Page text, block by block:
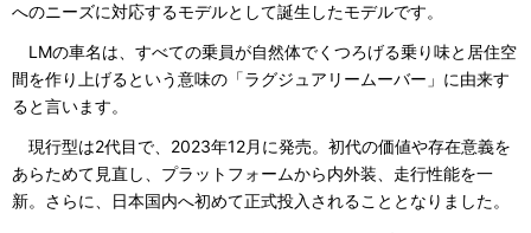
へのニーズに対応するモデルとして誕生したモデルです。
LMの車名は、すべての乗員が自然体でくつろげる乗り味と居住空
間を作り上げるという意味の「ラグジュアリームーバー」に由来す
ると言います。
現行型は2代目で、2023年12月に発売。初代の価値や存在意義を
あらためて見直し、プラットフォームから内外装、走行性能を一
新。さらに、日本国内へ初めて正式投入されることとなりました。